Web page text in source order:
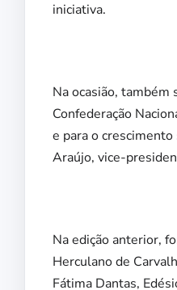
iniciativa.
Na ocasião,
Confederação
e para o
Araújo, vice-
Na edição anterior,
Herculano de
Fátima Dantas,